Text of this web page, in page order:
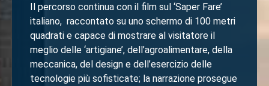
Il percorso continua con il film sul ‘Saper Fare’
italiano, raccontato su uno schermo di 100 metri
quadrati e capace di mostrare al visitatore il
meglio delle ‘artigiane’, dell’agroalimentare, della
meccanica, del design e dell’esercizio delle
tecnologie più sofisticate; la narrazione prosegue